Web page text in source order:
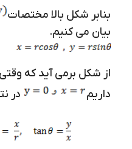
بنابر شکل بالا مختصات
بیان می کنیم.
از شکل برمی آید که وقتی
داریم
در